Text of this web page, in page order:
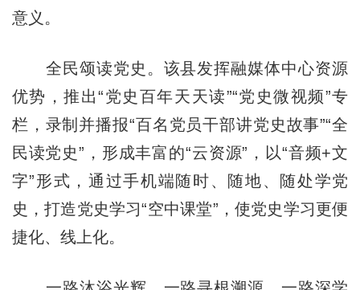
意义。
全民颂读党史。该县发挥融媒体中心资源
优势，推出“党史百年天天读”“党史微视频”专
栏，录制并播报“百名党员干部讲党史故事”“全
民读党史”，形成丰富的“云资源”，以“音频+文
字”形式，通过手机端随时、随地、随处学党
史，打造党史学习“空中课堂”，使党史学习更便
捷化、线上化。